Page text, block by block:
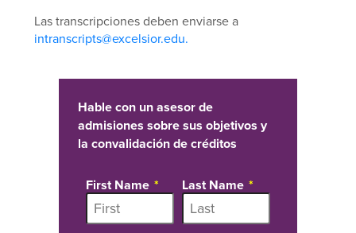
Las transcripciones deben enviarse a
intranscripts@excelsior.edu.
Hable con un asesor de
admisiones sobre sus objetivos y
la convalidación de créditos
First Name Last Name